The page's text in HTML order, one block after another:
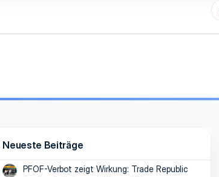
Neueste Beiträge
PFOF-Verbot zeigt Wirkung: Trade Republic